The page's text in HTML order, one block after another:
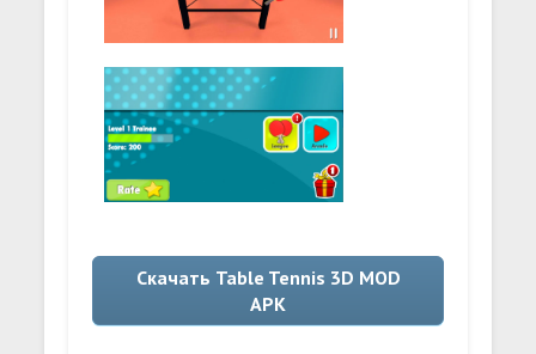
Скачать Table Tennis 3D MOD
APK